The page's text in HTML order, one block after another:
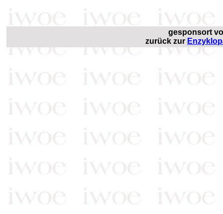
gesponsort
zurück zur